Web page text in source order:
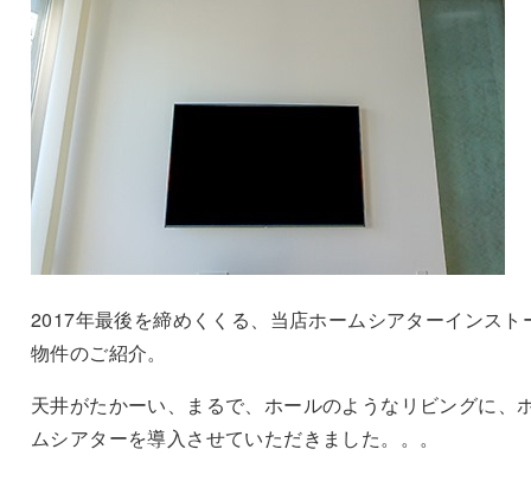
2017年最後を締めくくる、当店ホームシアターインスト
物件のご紹介。
天井がたかーい、まるで、ホールのようなリビングに、
ムシアターを導入させていただきました。。。